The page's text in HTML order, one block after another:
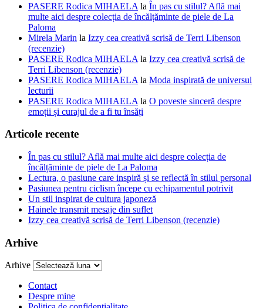
PASERE Rodica MIHAELA la În pas cu stilul? Află mai
multe aici despre colecția de încălțăminte de piele de La
Paloma
Mirela Marin la Izzy cea creativă scrisă de Terri Libenson
(recenzie)
PASERE Rodica MIHAELA la Izzy cea creativă scrisă de
Terri Libenson (recenzie)
PASERE Rodica MIHAELA la Moda inspirată de universul
lecturii
PASERE Rodica MIHAELA la O poveste sinceră despre
emoții și curajul de a fi tu însăți
Articole recente
În pas cu stilul? Află mai multe aici despre colecția de
încălțăminte de piele de La Paloma
Lectura, o pasiune care inspiră și se reflectă în stilul personal
Pasiunea pentru ciclism începe cu echipamentul potrivit
Un stil inspirat de cultura japoneză
Hainele transmit mesaje din suflet
Izzy cea creativă scrisă de Terri Libenson (recenzie)
Arhive
Arhive
Contact
Despre mine